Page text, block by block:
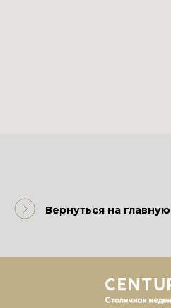
Вернуться на главную